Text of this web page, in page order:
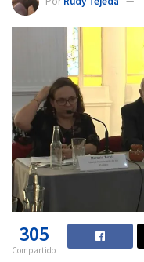
305
Compartido